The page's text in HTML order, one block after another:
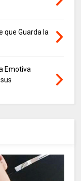
que Guarda la
Emotiva